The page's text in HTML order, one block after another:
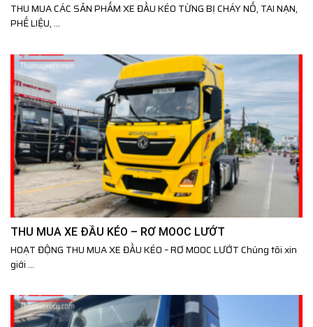
THU MUA CÁC SẢN PHẨM XE ĐẦU KÉO TỪNG BỊ CHÁY NỔ, TAI NẠN,
PHẾ LIỆU, ...
THU MUA XE ĐẦU KÉO – RƠ MOOC LƯỚT
HOẠT ĐỘNG THU MUA XE ĐẦU KÉO – RƠ MOOC LƯỚT Chúng tôi xin
giới ...